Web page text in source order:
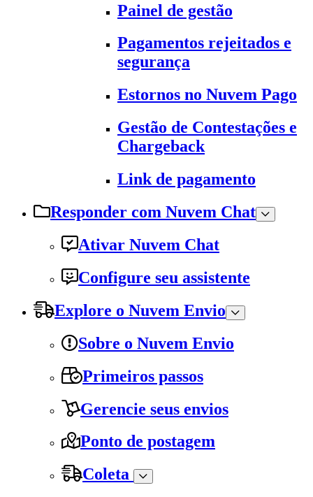
Painel de gestão
Pagamentos rejeitados e
segurança
Estornos no Nuvem Pago
Gestão de Contestações e
Chargeback
Link de pagamento
Responder com Nuvem Chat
Ativar Nuvem Chat
Configure seu assistente
Explore o Nuvem Envio
Sobre o Nuvem Envio
Primeiros passos
Gerencie seus envios
Ponto de postagem
Coleta